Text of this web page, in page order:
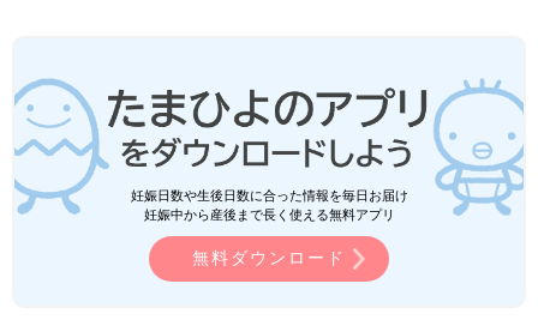
妊娠日数や生後日数に合った情報を毎日お届け
妊娠中から産後まで長く使える無料アプリ
無料ダウンロード